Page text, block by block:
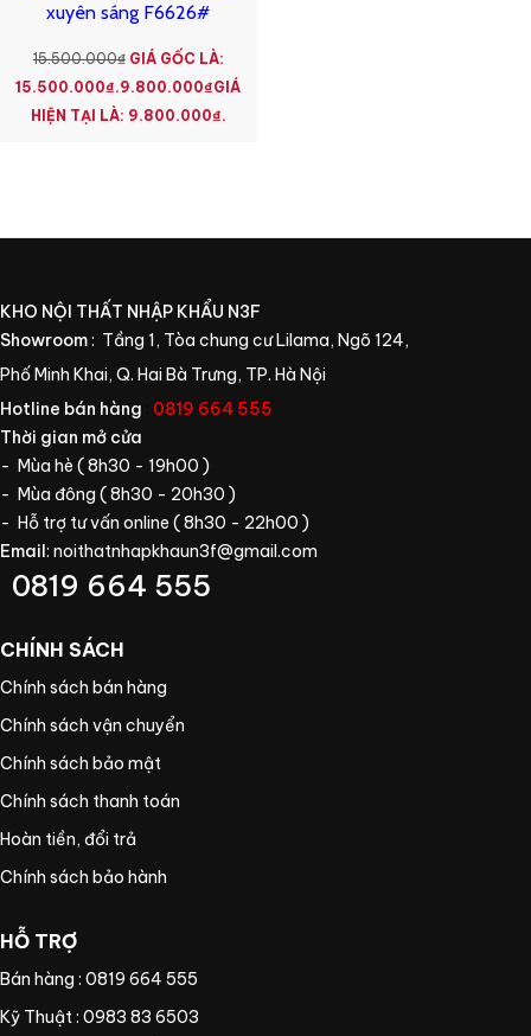
xuyên sáng F6626#
15.500.000₫ GIÁ GỐC LÀ:
15.500.000₫.9.800.000₫GIÁ
HIỆN TẠI LÀ: 9.800.000₫.
KHO NỘI THẤT NHẬP KHẨU N3F
Showroom: Tầng 1, Tòa chung cư Lilama, Ngõ 124,
Phố Minh Khai, Q. Hai Bà Trưng, TP. Hà Nội
Hotline bán hàng
0819 664 555
Thời gian mở cửa
- Mùa hè ( 8h30 - 19h00 )
- Mùa đông ( 8h30 - 20h30 )
- Hỗ trợ tư vấn online ( 8h30 - 22h00 )
Email: noithatnhapkhaun3f@gmail.com
0819 664 555
CHÍNH SÁCH
Chính sách bán hàng
Chính sách vận chuyển
Chính sách bảo mật
Chính sách thanh toán
Hoàn tiền, đổi trả
Chính sách bảo hành
HỖ TRỢ
Bán hàng : 0819 664 555
Kỹ Thuật : 0983 83 6503